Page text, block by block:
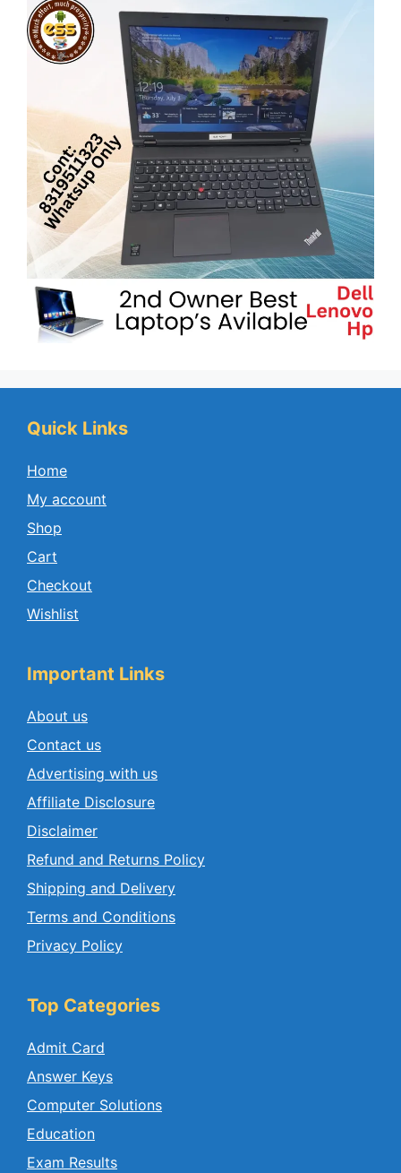
Quick Links
Home
My account
Shop
Cart
Checkout
Wishlist
Important Links
About us
Contact us
Advertising with us
Affiliate Disclosure
Disclaimer
Refund and Returns Policy
Shipping and Delivery
Terms and Conditions
Privacy Policy
Top Categories
Admit Card
Answer Keys
Computer Solutions
Education
Exam Results